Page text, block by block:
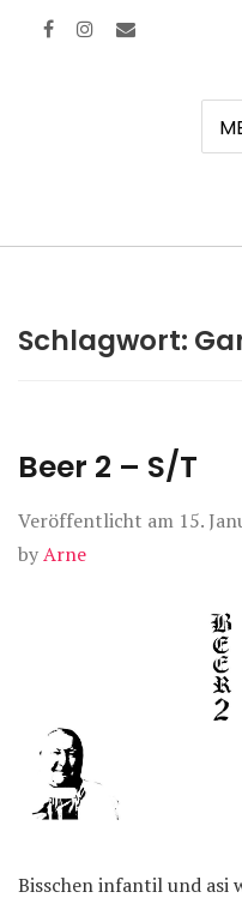
Schlagwort:
Beer 2 – S/T
Veröffentlicht am 15.
byArne
Bisschen infantil und asi